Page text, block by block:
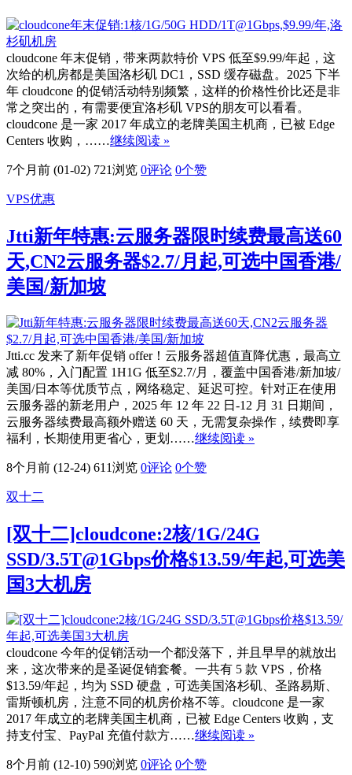
cloudcone 年末促销，带来两款特价 VPS 低至$9.99/年起，这
次给的机房都是美国洛杉矶 DC1，SSD 缓存磁盘。2025 下半
年 cloudcone 的促销活动特别频繁，这样的价格性价比还是非
常之突出的，有需要便宜洛杉矶 VPS的朋友可以看看。
cloudcone 是一家 2017 年成立的老牌美国主机商，已被 Edge
Centers 收购，……继续阅读 »
7个月前 (01-02) 721浏览 0评论 0个赞
VPS优惠
Jtti新年特惠:云服务器限时续费最高送60
天,CN2云服务器$2.7/月起,可选中国香港/
美国/新加坡
Jtti.cc 发来了新年促销 offer！云服务器超值直降优惠，最高立
减 80%，入门配置 1H1G 低至$2.7/月，覆盖中国香港/新加坡/
美国/日本等优质节点，网络稳定、延迟可控。针对正在使用
云服务器的新老用户，2025 年 12 年 22 日-12 月 31 日期间，
云服务器续费最高额外赠送 60 天，无需复杂操作，续费即享
福利，长期使用更省心，更划……继续阅读 »
8个月前 (12-24) 611浏览 0评论 0个赞
双十二
[双十二]cloudcone:2核/1G/24G
SSD/3.5T@1Gbps价格$13.59/年起,可选美
国3大机房
cloudcone 今年的促销活动一个都没落下，并且早早的就放出
来，这次带来的是圣诞促销套餐。一共有 5 款 VPS，价格
$13.59/年起，均为 SSD 硬盘，可选美国洛杉矶、圣路易斯、
雷斯顿机房，注意不同的机房价格不等。cloudcone 是一家
2017 年成立的老牌美国主机商，已被 Edge Centers 收购，支
持支付宝、PayPal 充值付款方……继续阅读 »
8个月前 (12-10) 590浏览 0评论 0个赞